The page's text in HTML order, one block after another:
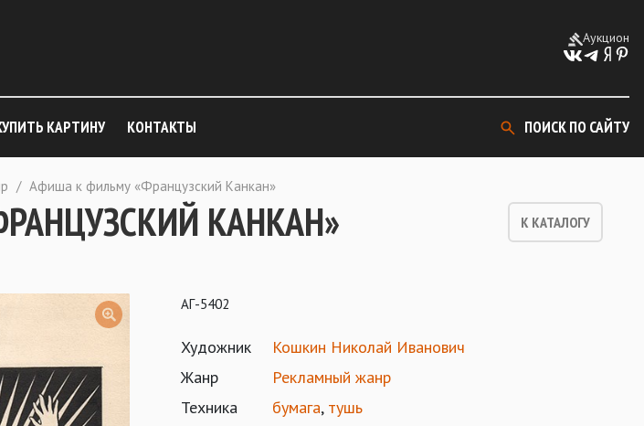
Аукцион
КАРТИНУ КОНТАКТЫ ПОИСК ПО САЙТУ
/ Афиша к фильму «Французский Канкан»
КАНКАН» К КАТАЛОГУ
АГ-5402
Художник
Кошкин Николай Иванович
Жанр
Рекламный жанр
Техника
бумага, тушь